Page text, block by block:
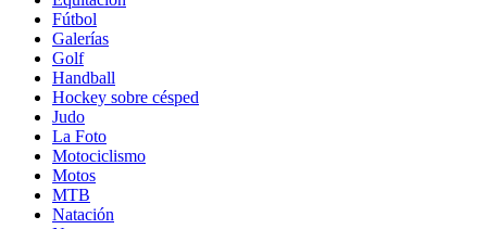
Fútbol
Galerías
Golf
Handball
Hockey sobre césped
Judo
La Foto
Motociclismo
Motos
MTB
Natación